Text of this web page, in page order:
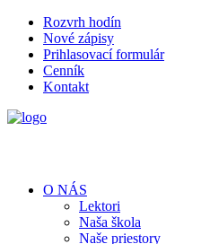
Rozvrh hodín
Nové zápisy
Prihlasovací formulár
Cenník
Kontakt
O NÁS
Lektori
Naša škola
Naše priestory